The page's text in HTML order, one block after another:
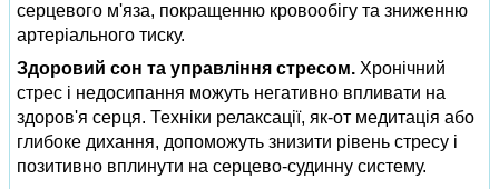
серцевого м'яза, покращенню кровообігу та зниженню
артеріального тиску.
Здоровий сон та управління стресом. Хронічний
стрес і недосипання можуть негативно впливати на
здоров'я серця. Техніки релаксації, як-от медитація або
глибоке дихання, допоможуть знизити рівень стресу і
позитивно вплинути на серцево-судинну систему.